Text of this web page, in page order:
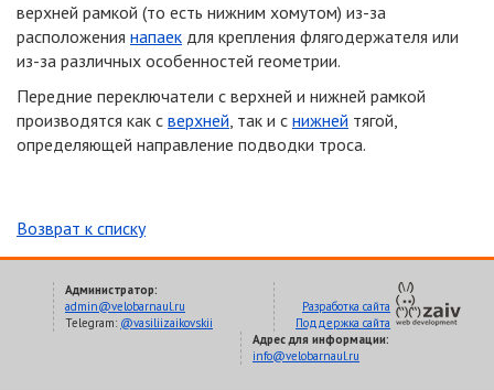
верхней рамкой (то есть нижним хомутом) из-за
расположения напаек для крепления флягодержателя или
из-за различных особенностей геометрии.
Передние переключатели с верхней и нижней рамкой
производятся как с верхней, так и с нижней тягой,
определяющей направление подводки троса.
Возврат к списку
Разработка сайта
Поддержка сайта
Администратор:
admin@velobarnaul.ru
Telegram: @vasiliizaikovskii
Адрес для информации:
info@velobarnaul.ru